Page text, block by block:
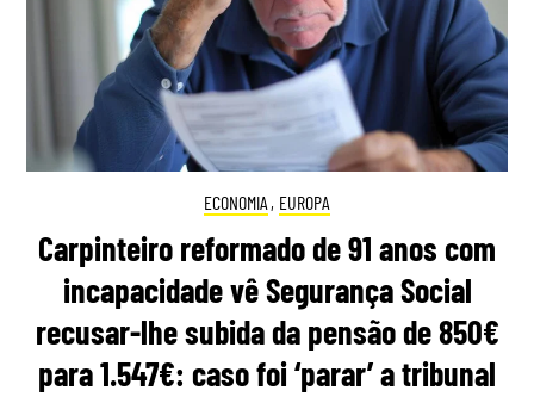
ECONOMIA , EUROPA
Carpinteiro reformado de 91 anos com
incapacidade vê Segurança Social
recusar-lhe subida da pensão de 850€
para 1.547€: caso foi ‘parar’ a tribunal